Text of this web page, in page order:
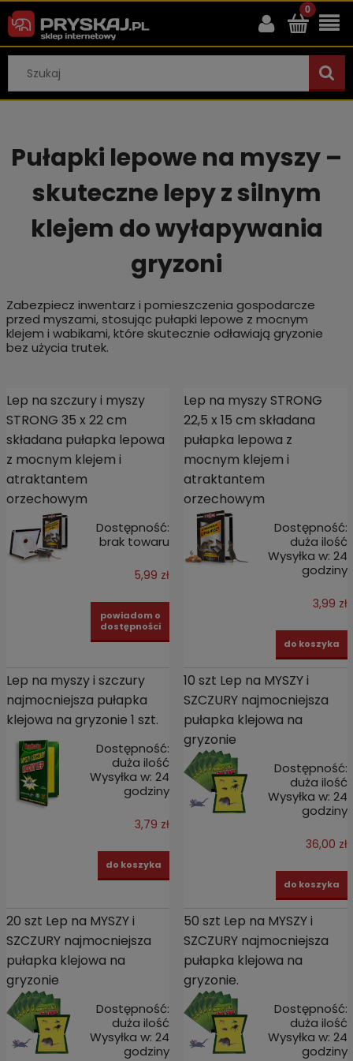
Pułapki lepowe na myszy –
skuteczne lepy z silnym
klejem do wyłapywania
gryzoni
Zabezpiecz inwentarz i pomieszczenia gospodarcze
przed myszami, stosując pułapki lepowe z mocnym
klejem i wabikami, które skutecznie odławiają gryzonie
bez użycia trutek.
Lep na szczury i myszy
STRONG 35 x 22 cm
składana pułapka lepowa
z mocnym klejem i
atraktantem
orzechowym
Dostępność:
brak towaru
5,99 zł
powiadom o
dostępności
Lep na myszy STRONG
22,5 x 15 cm składana
pułapka lepowa z
mocnym klejem i
atraktantem
orzechowym
Dostępność:
duża ilość
Wysyłka w: 24
godziny
3,99 zł
do koszyka
Lep na myszy i szczury
najmocniejsza pułapka
klejowa na gryzonie 1 szt.
Dostępność:
duża ilość
Wysyłka w: 24
godziny
3,79 zł
do koszyka
10 szt Lep na MYSZY i
SZCZURY najmocniejsza
pułapka klejowa na
gryzonie
Dostępność:
duża ilość
Wysyłka w: 24
godziny
36,00 zł
do koszyka
20 szt Lep na MYSZY i
SZCZURY najmocniejsza
pułapka klejowa na
gryzonie
Dostępność:
duża ilość
Wysyłka w: 24
godziny
50 szt Lep na MYSZY i
SZCZURY najmocniejsza
pułapka klejowa na
gryzonie.
Dostępność:
duża ilość
Wysyłka w: 24
godziny